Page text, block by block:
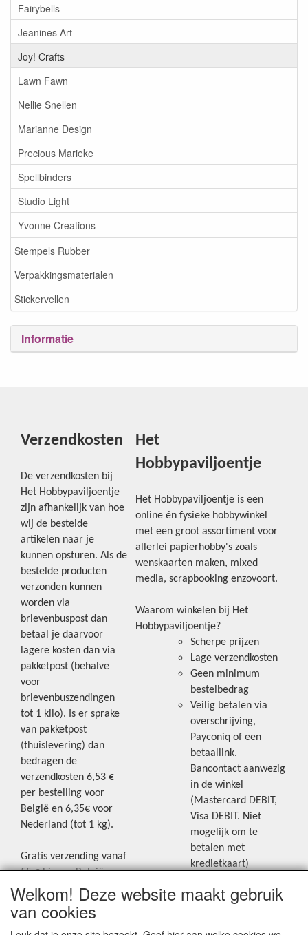
Fairybells
Jeanines Art
Joy! Crafts
Lawn Fawn
Nellie Snellen
Marianne Design
Precious Marieke
Spellbinders
Studio Light
Yvonne Creations
Stempels Rubber
Verpakkingsmaterialen
Stickervellen
Informatie
Verzendkosten
De verzendkosten bij
Het Hobbypaviljoentje
zijn afhankelijk van hoe
wij de bestelde
artikelen naar je
kunnen opsturen. Als de
bestelde producten
verzonden kunnen
worden via
brievenbuspost dan
betaal je daarvoor
lagere kosten dan via
pakketpost (behalve
voor
brievenbuszendingen
tot 1 kilo). Is er sprake
van pakketpost
(thuislevering) dan
bedragen de
verzendkosten 6,53 €
per bestelling voor
België en 6,35€ voor
Nederland (tot 1 kg).
Gratis verzending vanaf
55 € binnen België.
Gratis verzending vanaf
65 € naar Nederland.
Levering andere
Het
Hobbypaviljoentje
Het Hobbypaviljoentje is een
online én fysieke hobbywinkel
met een groot assortiment voor
allerlei papierhobby's zoals
wenskaarten maken, mixed
media, scrapbooking enzovoort.
Waarom winkelen bij Het
Hobbypaviljoentje?
Scherpe prijzen
Lage verzendkosten
Geen minimum
bestelbedrag
Veilig betalen via
overschrijving,
Payconiq of een
betaallink.
Bancontact aanwezig
in de winkel
(Mastercard DEBIT,
Visa DEBIT. Niet
mogelijk om te
betalen met
kredietkaart)
Blijf op de hoogte van de laatste
Welkom! Deze website maakt gebruik
van cookies